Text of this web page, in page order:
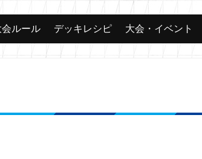
カード 大会
会ルール デッキレシピ 大会・イベント